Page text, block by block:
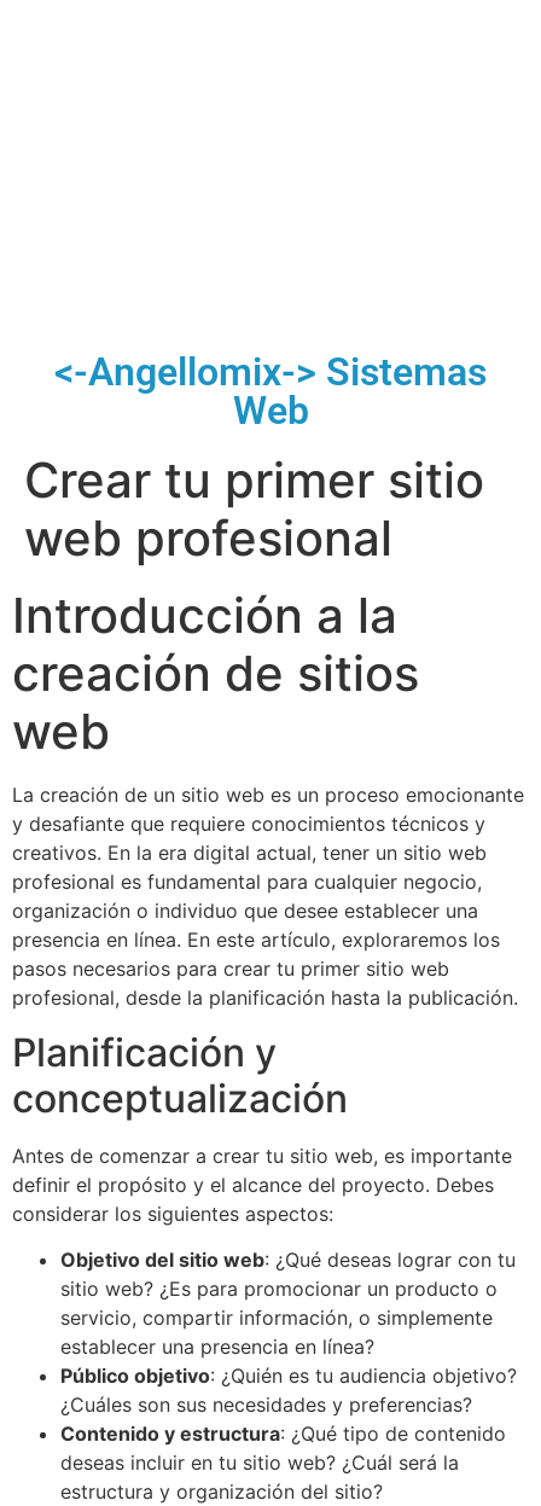
<-Angellomix-> Sistemas
Web
Crear tu primer sitio
web profesional
Introducción a la
creación de sitios
web
La creación de un sitio web es un proceso emocionante
y desafiante que requiere conocimientos técnicos y
creativos. En la era digital actual, tener un sitio web
profesional es fundamental para cualquier negocio,
organización o individuo que desee establecer una
presencia en línea. En este artículo, exploraremos los
pasos necesarios para crear tu primer sitio web
profesional, desde la planificación hasta la publicación.
Planificación y
conceptualización
Antes de comenzar a crear tu sitio web, es importante
definir el propósito y el alcance del proyecto. Debes
considerar los siguientes aspectos:
Objetivo del sitio web: ¿Qué deseas lograr con tu
sitio web? ¿Es para promocionar un producto o
servicio, compartir información, o simplemente
establecer una presencia en línea?
Público objetivo: ¿Quién es tu audiencia objetivo?
¿Cuáles son sus necesidades y preferencias?
Contenido y estructura: ¿Qué tipo de contenido
deseas incluir en tu sitio web? ¿Cuál será la
estructura y organización del sitio?